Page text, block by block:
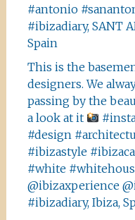
#antonio
#ibizadiary, SANT
Spain
This is the
designers. We
passing by the
a look at it
#design
#ibizastyle
#white
@ibizaxperience
#ibizadiary, Ibiza,